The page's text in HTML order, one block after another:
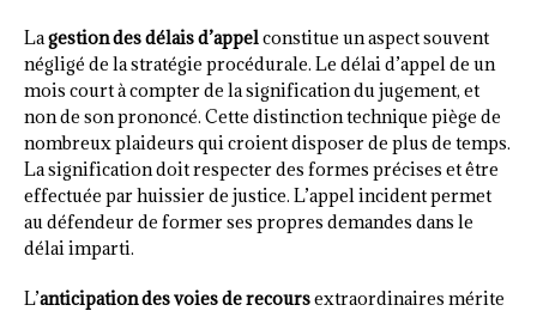
Lagestion des délais d’appelconstitue un aspect souvent
négligé de la stratégie procédurale. Le délai d’appel de un
mois court à compter de la signification du jugement, et
non de son prononcé. Cette distinction technique piège de
nombreux plaideurs qui croient disposer de plus de temps.
La signification doit respecter des formes précises et être
effectuée par huissier de justice. L’appel incident permet
au défendeur de former ses propres demandes dans le
délai imparti.
L’anticipation des voies de recoursextraordinaires mérite